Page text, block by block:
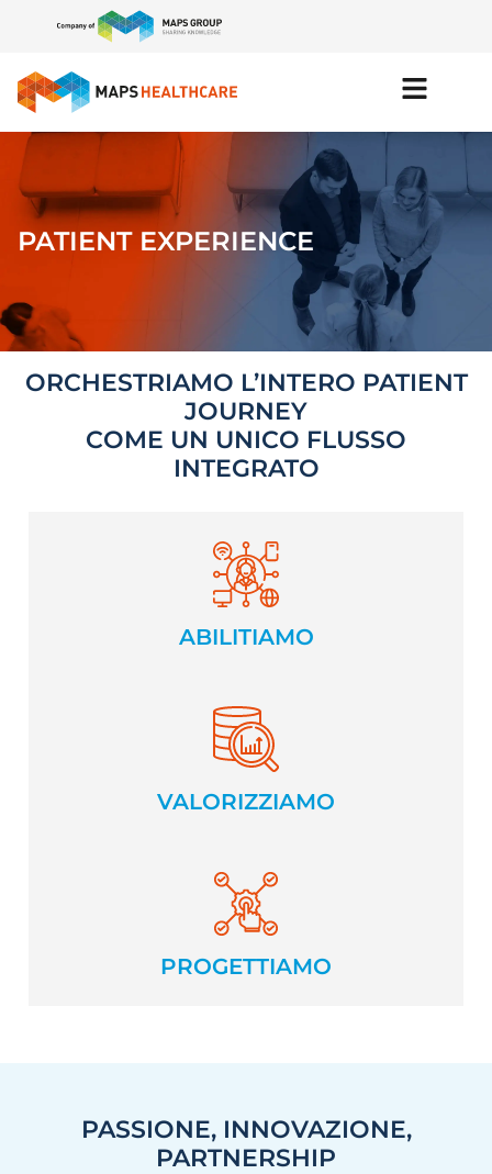
PATIENT EXPERIENCE
ORCHESTRIAMO L’INTERO PATIENT
JOURNEY
COME UN UNICO FLUSSO
INTEGRATO
ABILITIAMO
Touchpoint phygital per pazienti,
familiari e accompagnatori
VALORIZZIAMO
I dati rendendoli consultabili in modo
tempestivo
PROGETTIAMO
Sistemi intuitivi per pazienti e utenti
aziendali
PASSIONE, INNOVAZIONE,
PARTNERSHIP